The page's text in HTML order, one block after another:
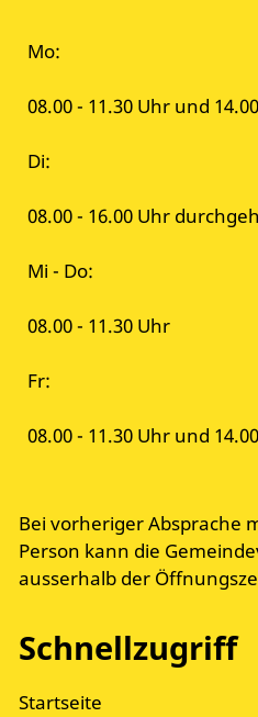
Mo:
08.00 - 11.30 Uhr und
Di:
08.00 - 16.00 Uhr
Mi - Do:
08.00 - 11.30 Uhr
Fr:
08.00 - 11.30 Uhr und
Bei vorheriger Absprache
Person kann die
ausserhalb der
Schnellzugriff
Startseite